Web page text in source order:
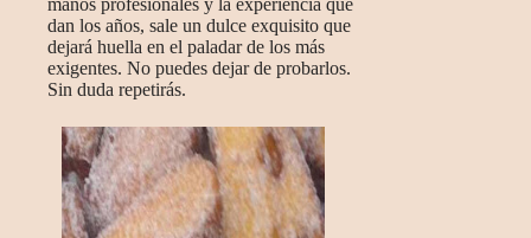
manos profesionales y la experiencia que
dan los años, sale un dulce exquisito que
dejará huella en el paladar de los más
exigentes. No puedes dejar de probarlos.
Sin duda repetirás.